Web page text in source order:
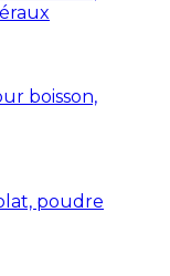
boisson,
poudre